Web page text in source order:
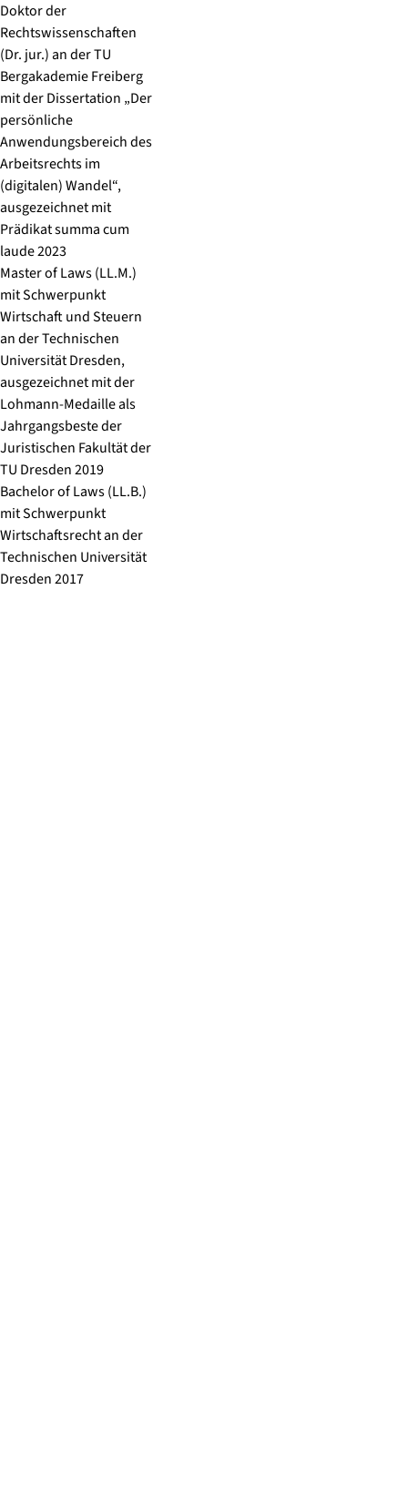
Doktor der
Rechtswissenschaften
(Dr. jur.) an der TU
Bergakademie Freiberg
mit der Dissertation „Der
persönliche
Anwendungsbereich des
Arbeitsrechts im
(digitalen) Wandel“,
ausgezeichnet mit
Prädikat summa cum
laude 2023
Master of Laws (LL.M.)
mit Schwerpunkt
Wirtschaft und Steuern
an der Technischen
Universität Dresden,
ausgezeichnet mit der
Lohmann-Medaille als
Jahrgangsbeste der
Juristischen Fakultät der
TU Dresden 2019
Bachelor of Laws (LL.B.)
mit Schwerpunkt
Wirtschaftsrecht an der
Technischen Universität
Dresden 2017